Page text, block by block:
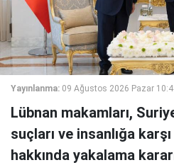
Yayınlanma: 09 Ağustos 2026 Pazar
Lübnan makamları,
suçları ve insanlığa
hakkında yakalama